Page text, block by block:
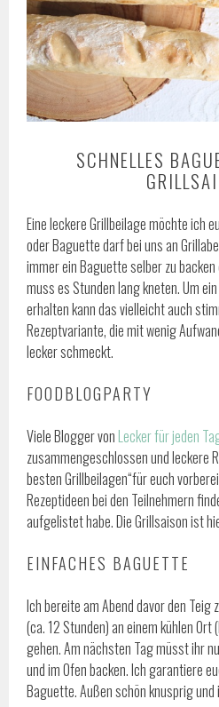
SCHNELLES
Eine leckere Grillbeilage möchte ich
oder Baguette darf bei uns an
immer ein Baguette selber zu
muss es Stunden lang kneten. Um
erhalten kann das vielleicht auch
Rezeptvariante, die mit wenig
lecker schmeckt.
FOODBLOGPARTY
Viele Blogger von Lecker für jeden
zusammengeschlossen und leckere
besten Grillbeilagen“für euch
Rezeptideen bei den Teilnehmern
aufgelistet habe. Die Grillsaison ist
EINFACHES BAGUETTE
Ich bereite am Abend davor den Teig
(ca. 12 Stunden) an einem kühlen Ort
gehen. Am nächsten Tag müsst ihr
und im Ofen backen. Ich garantiere
Baguette. Außen schön knusprig und